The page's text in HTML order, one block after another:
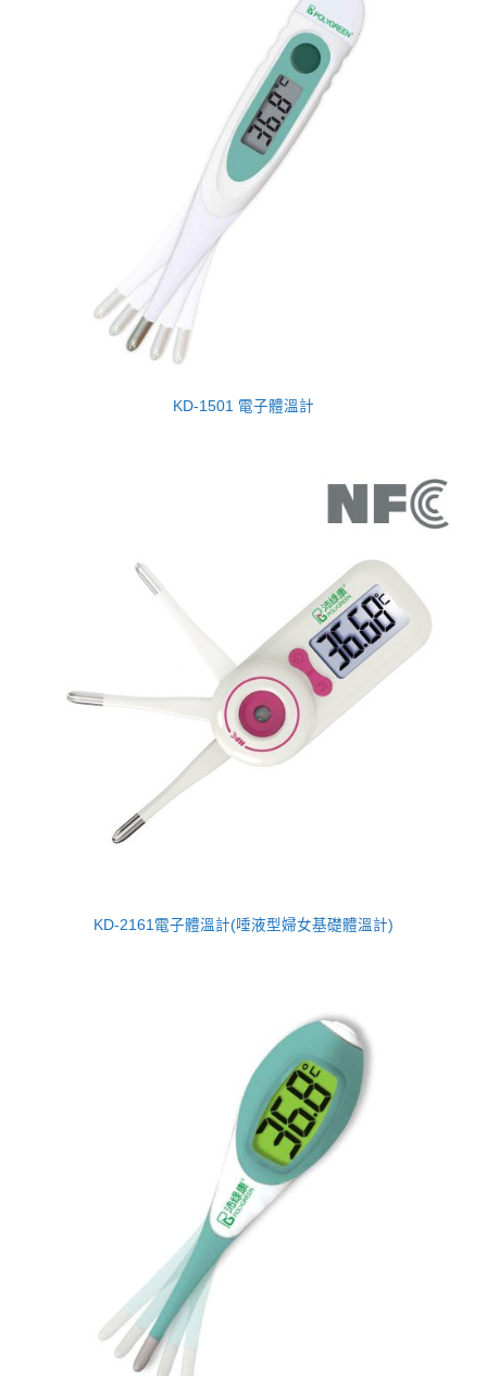
KD-1501 電子體溫計
KD-2161電子體溫計(唾液型婦女基礎體溫計)